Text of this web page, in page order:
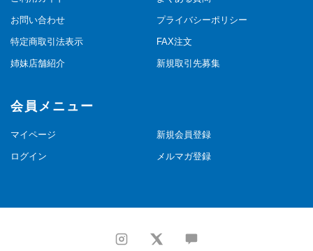
お問い合わせ プライバシーポリシー
特定商取引法表示 FAX注文
姉妹店舗紹介 新規取引先募集
会員メニュー
マイページ 新規会員登録
ログイン メルマガ登録